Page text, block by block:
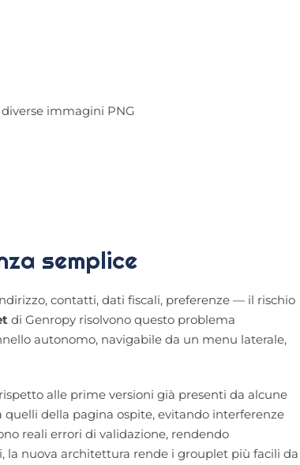
immagini PNG
semplice
contatti, dati fiscali, preferenze — il rischio
di Genropy risolvono questo problema
autonomo, navigabile da un menu laterale,
alle prime versioni già presenti da alcune
della pagina ospite, evitando interferenze
reali errori di validazione, rendendo
la nuova architettura rende i grouplet più facili da